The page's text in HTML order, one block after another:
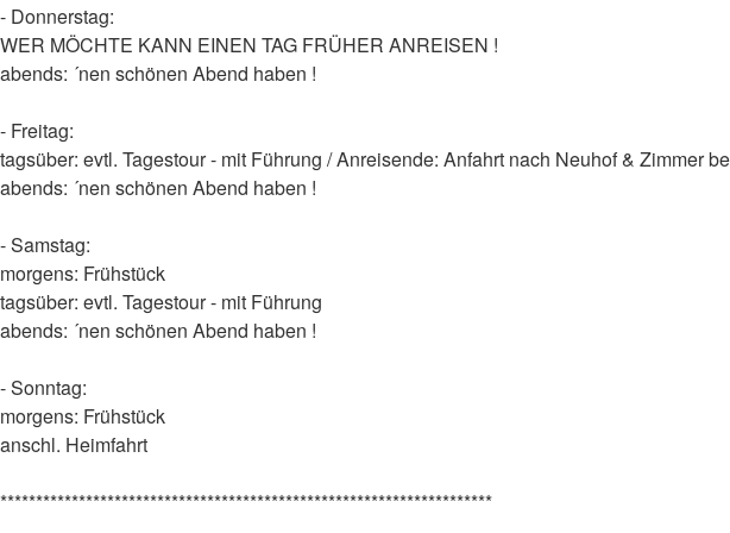
- Donnerstag:
WER MÖCHTE KANN EINEN TAG FRÜHER ANREISEN !
abends: ´nen schönen Abend haben !
- Freitag:
tagsüber: evtl. Tagestour - mit Führung / Anreisende: Anfahrt nach Neuhof & Zimmer
abends: ´nen schönen Abend haben !
- Samstag:
morgens: Frühstück
tagsüber: evtl. Tagestour - mit Führung
abends: ´nen schönen Abend haben !
- Sonntag:
morgens: Frühstück
anschl. Heimfahrt
*********************************************************************